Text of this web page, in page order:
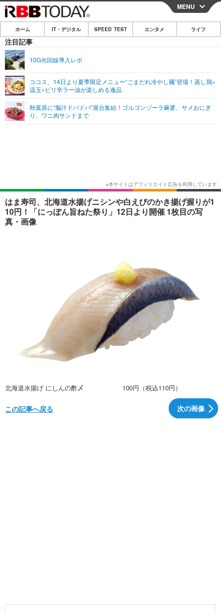
CLOSE
ホーム
IT・デジタル
ネタ
ショッピング その他
SPEED TEST
エンタメ
エンタメTOP
ショッピング その他
ライフ
MENU
ホーム IT・デジタル SPEED TEST エンタメ ライフ
注目記事
10G光回線導入レポ
ココス、14日より夏季限定メニュー“ごまだれ冷やし麺”登場！蒸し鶏×
温玉×ピリ辛ラー油が楽しめる逸品
秋葉原に“脳汁ドバドバ”屋台集結！ゴルゴンゾーラ麻婆、サメおにぎ
り、ワニ肉サンドまで
はま寿司、北海道水揚げニシンや白えびのかき揚げ握りが1
10円！「にっぽん旨ねた祭り」12日より開催 1枚目の写
真・画像
北海道水揚げ にしんの酢〆 100円（税込110円）
次の画像
この記事へ戻る